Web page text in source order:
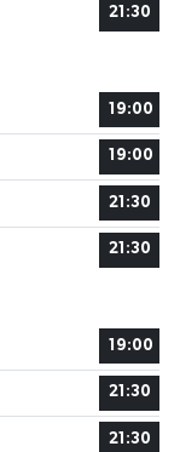
21:30
19:00
19:00
21:30
21:30
19:00
21:30
21:30